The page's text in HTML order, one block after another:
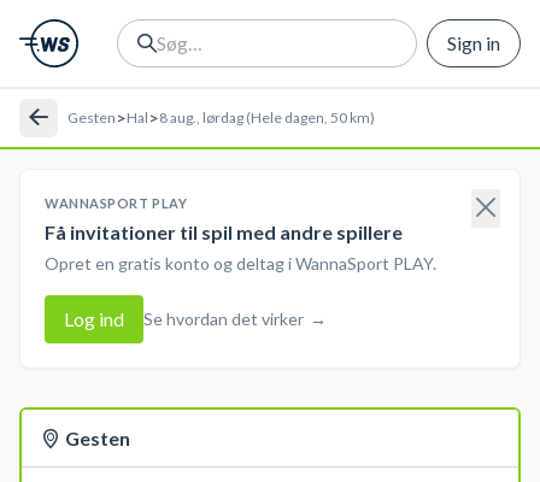
Sign in
Gesten >Hal >8 aug., lørdag (Hele dagen, 50 km)
WANNASPORT PLAY
Få invitationer til spil med andre spillere
Opret en gratis konto og deltag i WannaSport PLAY.
Log ind Se hvordan det virker →
Gesten